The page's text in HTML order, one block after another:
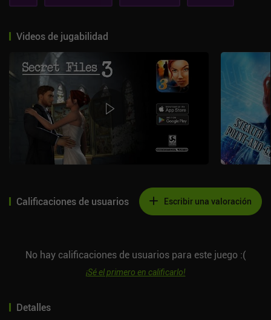
Videos de jugabilidad
Calificaciones de usuarios Escribir una valoración
No hay calificaciones de usuarios para este juego :(
¡Sé el primero en calificarlo!
Detalles